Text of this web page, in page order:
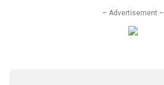
– Advertisement –